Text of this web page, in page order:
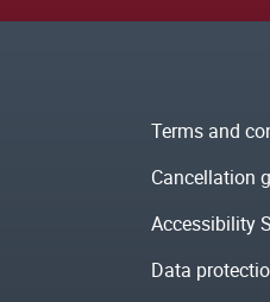
Terms and
Cancellation
Accessibility
Data